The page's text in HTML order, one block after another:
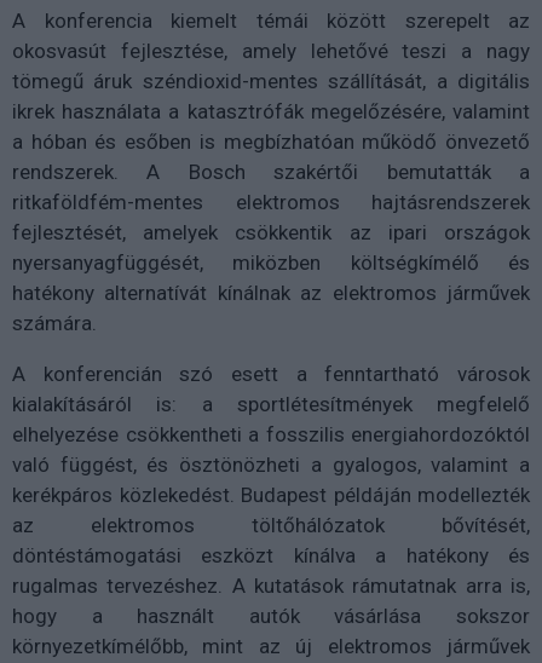
A konferencia kiemelt témái között szerepelt az
okosvasút fejlesztése, amely lehetővé teszi a nagy
tömegű áruk széndioxid-mentes szállítását, a digitális
ikrek használata a katasztrófák megelőzésére, valamint
a hóban és esőben is megbízhatóan működő önvezető
rendszerek. A Bosch szakértői bemutatták a
ritkaföldfém-mentes elektromos hajtásrendszerek
fejlesztését, amelyek csökkentik az ipari országok
nyersanyagfüggését, miközben költségkímélő és
hatékony alternatívát kínálnak az elektromos járművek
számára.
A konferencián szó esett a fenntartható városok
kialakításáról is: a sportlétesítmények megfelelő
elhelyezése csökkentheti a fosszilis energiahordozóktól
való függést, és ösztönözheti a gyalogos, valamint a
kerékpáros közlekedést. Budapest példáján modellezték
az elektromos töltőhálózatok bővítését,
döntéstámogatási eszközt kínálva a hatékony és
rugalmas tervezéshez. A kutatások rámutatnak arra is,
hogy a használt autók vásárlása sokszor
környezetkímélőbb, mint az új elektromos járművek